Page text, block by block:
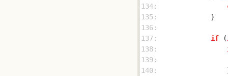
134:
135:
136:
137:
if (
138:
139:
140: